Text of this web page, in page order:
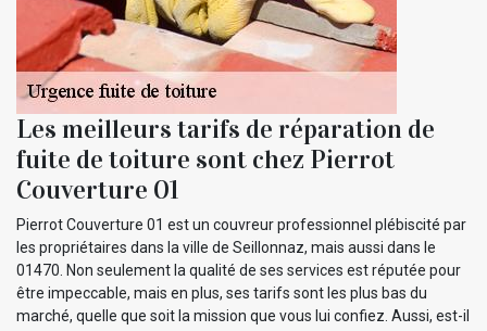
Les meilleurs tarifs de réparation de
fuite de toiture sont chez Pierrot
Couverture 01
Pierrot Couverture 01 est un couvreur professionnel plébiscité par
les propriétaires dans la ville de Seillonnaz, mais aussi dans le
01470. Non seulement la qualité de ses services est réputée pour
être impeccable, mais en plus, ses tarifs sont les plus bas du
marché, quelle que soit la mission que vous lui confiez. Aussi, est-il